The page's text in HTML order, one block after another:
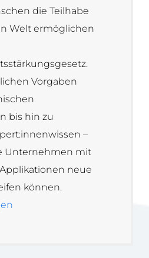
die Teilhabe
Welt ermöglichen
Vorgaben
bis hin zu
–
Unternehmen mit
neue
können.